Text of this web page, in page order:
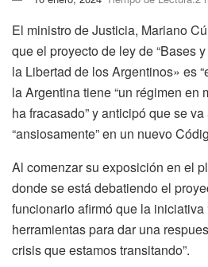
El ministro de Justicia, Mariano
que el proyecto de ley de “Bases
la Libertad de los Argentinos» es
la Argentina tiene “un régimen en
ha fracasado” y anticipó que se
“ansiosamente” en un nuevo
Al comenzar su exposición en el
donde se está debatiendo el
funcionario afirmó que la iniciativa
herramientas para dar una
crisis que estamos transitando”.